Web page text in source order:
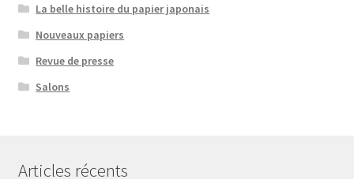
La belle histoire du papier japonais
Nouveaux papiers
Revue de presse
Salons
Articles récents